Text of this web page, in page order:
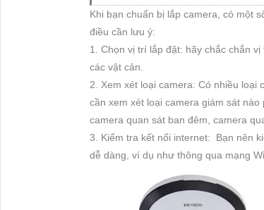
Khi bạn chuẩn bị lắp camera, có một
điều cần lưu ý:
1. Chọn vị trí lắp đặt: hãy chắc chắn
các vật cản.
2. Xem xét loại camera: Có nhiều loại
cần xem xét loại camera giám sát
camera quan sát ban đêm, camera
3. Kiểm tra kết nối internet: Bạn nên
dễ dàng, ví dụ như thông qua mạng